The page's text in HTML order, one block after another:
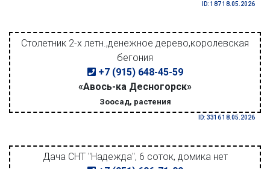
ID: 187 18.05.2026
Столетник 2-х летн.,денежное дерево,королевская
бегония
+7 (915) 648-45-59
«Авось-ка Десногорск»
Зоосад, растения
ID: 3316 18.05.2026
Дача СНТ "Надежда", 6 соток, домика нет